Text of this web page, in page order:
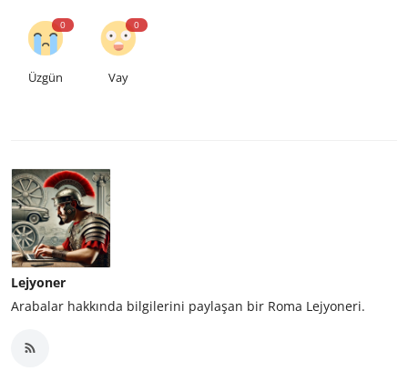
0
Üzgün
0
Vay
Lejyoner
Arabalar hakkında bilgilerini paylaşan bir Roma Lejyoneri.